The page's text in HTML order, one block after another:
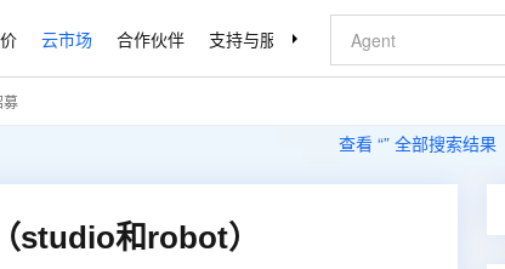
云市场 合作伙伴 支持与服务 了解阿里云
查看 “” 全部搜索结果
募
studio和robot）